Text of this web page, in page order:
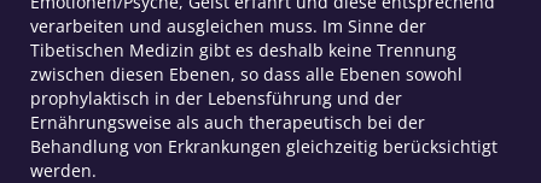
verarbeiten und ausgleichen muss. Im Sinne der
Tibetischen Medizin gibt es deshalb keine Trennung
zwischen diesen Ebenen, so dass alle Ebenen sowohl
prophylaktisch in der Lebensführung und der
Ernährungsweise als auch therapeutisch bei der
Behandlung von Erkrankungen gleichzeitig berücksichtigt
werden.